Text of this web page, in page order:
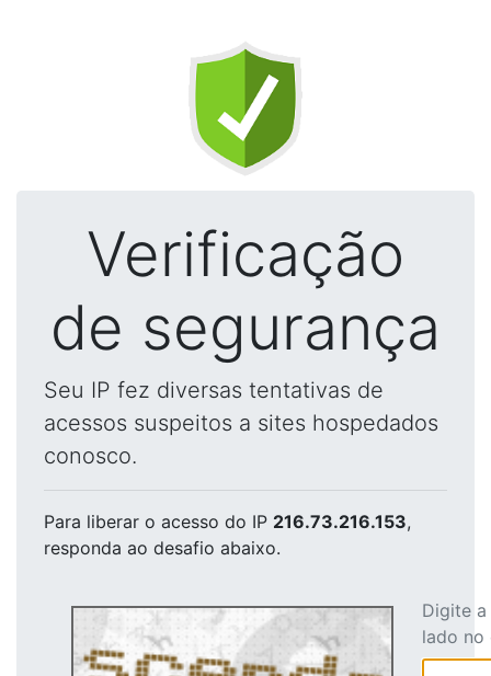
Verificação
de segurança
Seu IP fez diversas tentativas de
acessos suspeitos a sites hospedados
conosco.
Para liberar o acesso do IP 216.73.216.153,
responda ao desafio abaixo.
Digite
lado no